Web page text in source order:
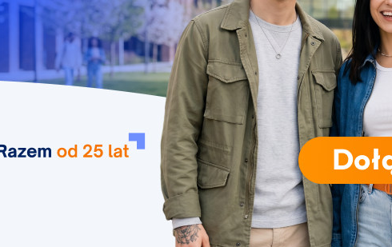
KIERUNKI RODZAJE STUDIÓW REKRUTACJA DRZWI OTWARTE